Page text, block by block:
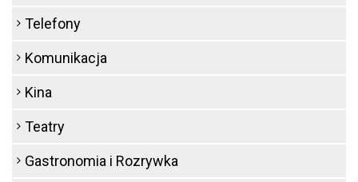
Telefony
Komunikacja
Kina
Teatry
Gastronomia i Rozrywka